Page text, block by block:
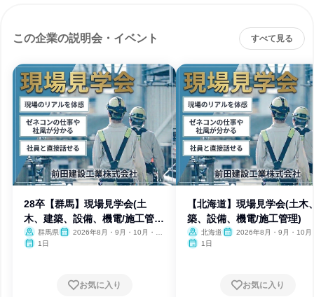
この企業の説明会・イベント すべて見る
28卒【群馬】現場見学会(土
木、建築、設備、機電/施工管
理) 群馬県
2026年8月・9月・10月・11
1日
お気に入り
【北海道】現場見学会(土木
築、設備、機電/施工管理)
北海道
2026年8月・9月・10月
1日
お気に入り